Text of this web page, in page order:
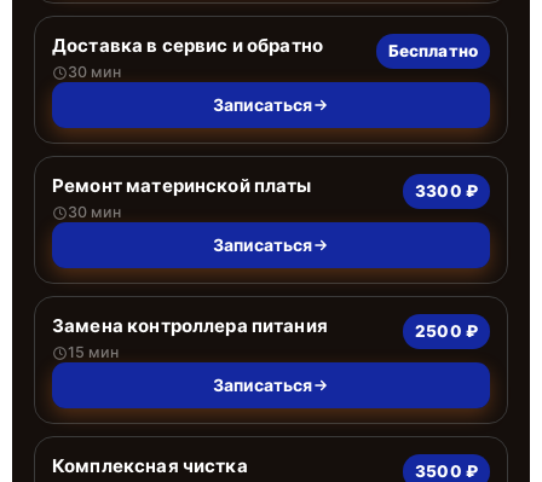
Доставка в сервис и обратно
30 мин
Бесплатно
Записаться
Ремонт материнской платы
30 мин
3300 ₽
Записаться
Замена контроллера питания
15 мин
2500 ₽
Записаться
Комплексная чистка 3500 ₽